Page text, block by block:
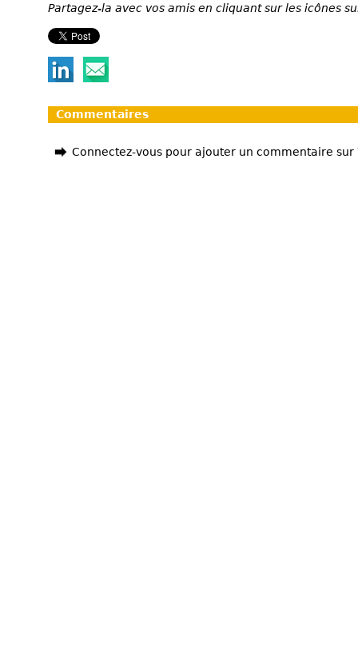
Partagez-la avec vos amis en cliquant sur les icônes
Commentaires
Connectez-vous pour ajouter un commentaire sur